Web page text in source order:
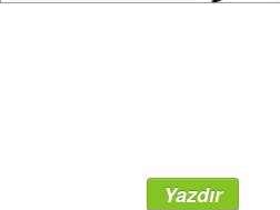
Yazdır